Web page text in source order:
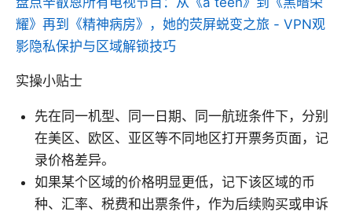
耀》再到《精神病房》，她的荧屏蜕变之旅 - VPN观
影隐私保护与区域解锁技巧
实操小贴士
先在同一机型、同一日期、同一航班条件下，分别
在美区、欧区、亚区等不同地区打开票务页面，记
录价格差异。
如果某个区域的价格明显更低，记下该区域的币
种、汇率、税费和出票条件，作为后续购买或申诉